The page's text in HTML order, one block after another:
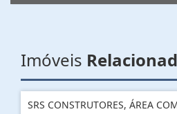
Imóveis
SRS CONSTRUTORES, ÁREA